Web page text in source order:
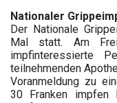
Nationaler
Der Nationale
Mal statt. Am
impfinteressierte
teilnehmenden
Voranmeldung zu
30 Franken impfen